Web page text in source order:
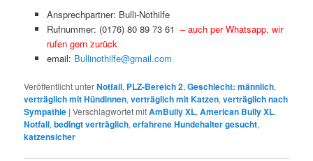
Ansprechpartner: Bulli-Nothilfe
Rufnummer: (0176) 80 89 73 61 – auch per Whatsapp, wir
rufen gern zurück
email: Bullinothilfe@gmail.com
Veröffentlicht unterNotfall, PLZ-Bereich 2,Geschlecht: männlich,
verträglich mit Hündinnen,verträglich mit Katzen,verträglich nach
Sympathie |Verschlagwortet mitAmBully XL,American Bully XL,
Notfall,bedingt verträglich,erfahrene Hundehalter gesucht,
katzensicher